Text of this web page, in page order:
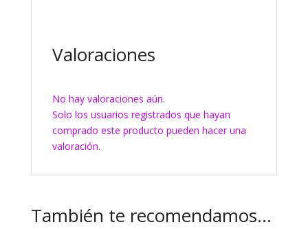
Valoraciones
No hay valoraciones aún.
Solo los usuarios registrados que hayan
comprado este producto pueden hacer una
valoración.
También te recomendamos…